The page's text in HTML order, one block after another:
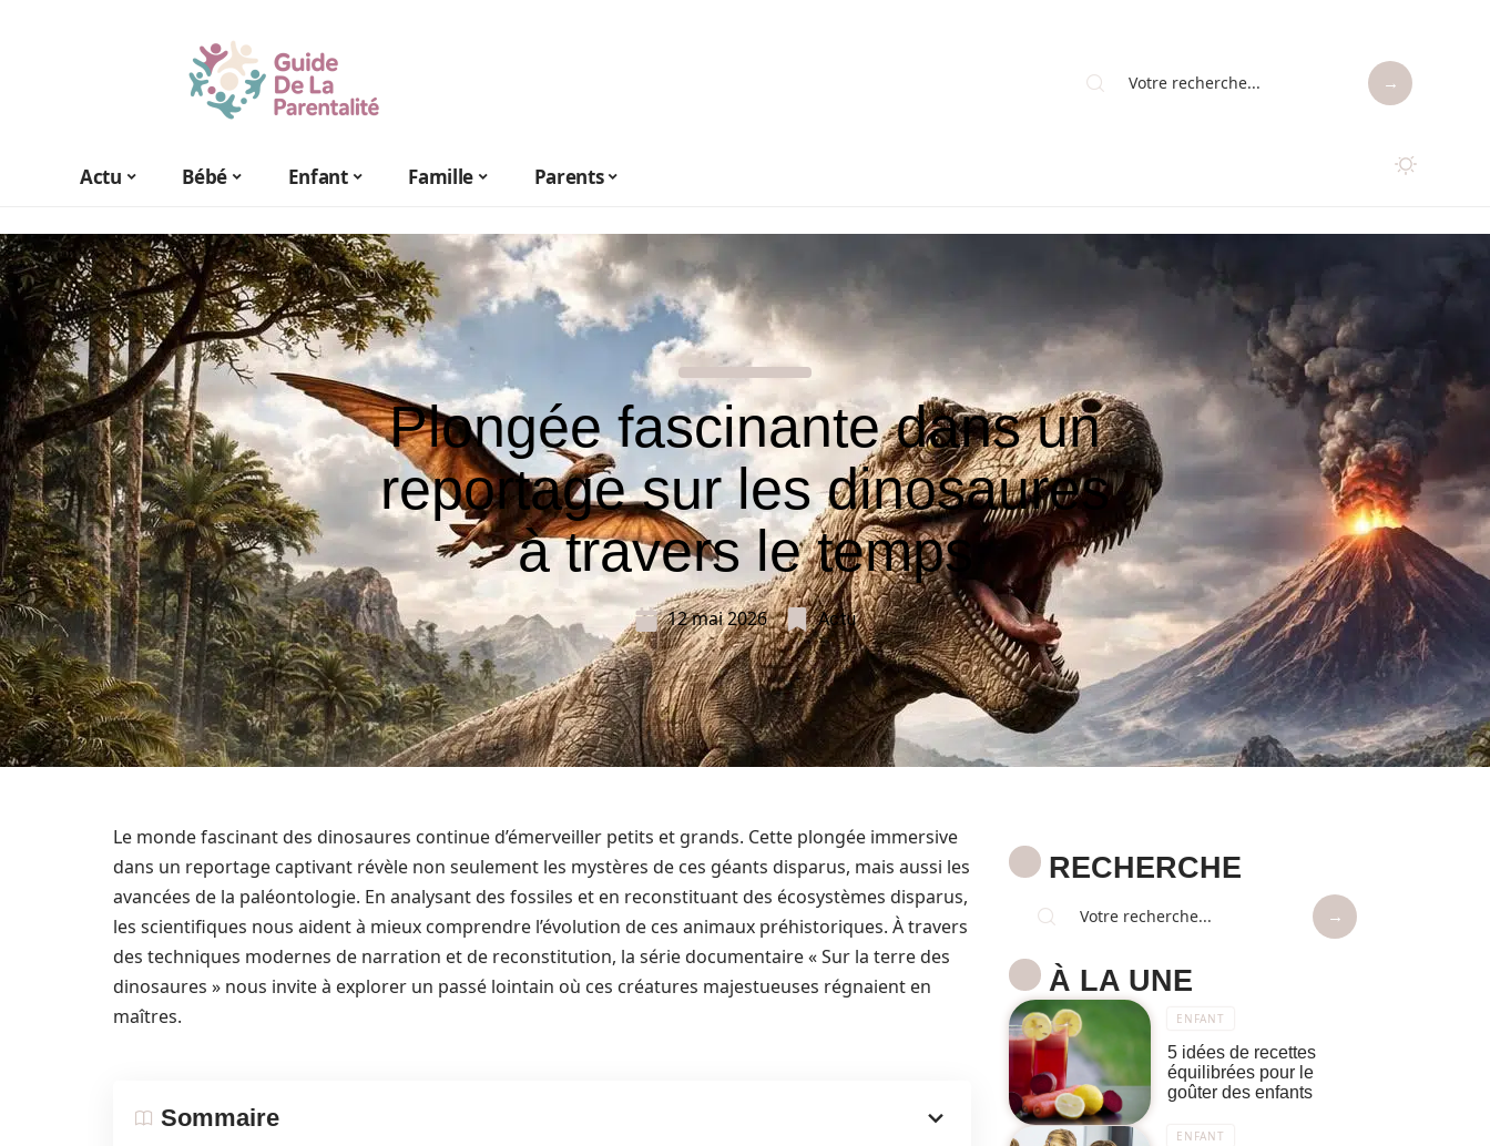
Actu Bébé Enfant Famille Parents
Plongée fascinante dans un
reportage sur les dinosaures
à travers le temps
12 mai 2026 Actu
Le monde fascinant des dinosaures continue d’émerveiller petits et grands. Cette plongée immersive
dans un reportage captivant révèle non seulement les mystères de ces géants disparus, mais aussi les
avancées de la paléontologie. En analysant des fossiles et en reconstituant des écosystèmes disparus,
les scientifiques nous aident à mieux comprendre l’évolution de ces animaux préhistoriques. À travers
des techniques modernes de narration et de reconstitution, la série documentaire « Sur la terre des
dinosaures » nous invite à explorer un passé lointain où ces créatures majestueuses régnaient en
maîtres.
Sommaire
RECHERCHE
À LA UNE
ENFANT
5 idées de recettes
équilibrées pour le
goûter des enfants
ENFANT